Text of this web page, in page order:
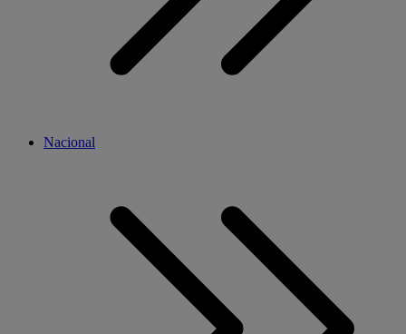
Nacional